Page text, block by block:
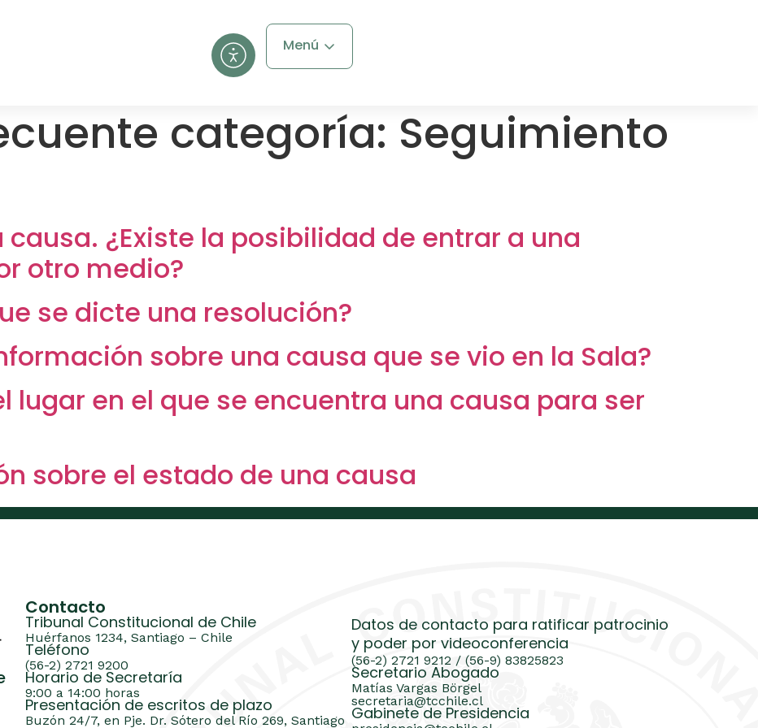
Menú
categoría: Seguimiento
¿Existe la posibilidad de entrar a una
otro medio?
se dicte una resolución?
sobre una causa que se vio en la Sala?
lugar en el que se encuentra una causa para ser
sobre el estado de una causa
Contacto
Tribunal Constitucional de Chile
Huérfanos 1234, Santiago – Chile
Teléfono
(56-2) 2721 9200
Horario de Secretaría
9:00 a 14:00 horas
Presentación de escritos de plazo
Buzón 24/7, en Pje. Dr. Sótero del Río 269, Santiago
Datos de contacto para ratificar patrocinio
y poder por videoconferencia
(56-2) 2721 9212 / (56-9) 83825823
Secretario Abogado
Matías Vargas Börgel
secretaria@tcchile.cl
Gabinete de Presidencia